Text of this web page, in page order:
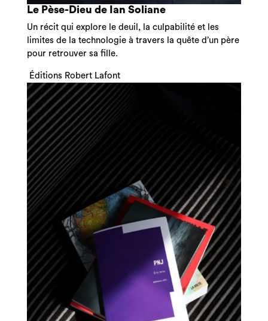
Le Pèse-Dieu de Ian Soliane
Un récit qui explore le deuil, la culpabilité et les
limites de la technologie à travers la quête d’un père
pour retrouver sa fille.
Éditions Robert Lafont